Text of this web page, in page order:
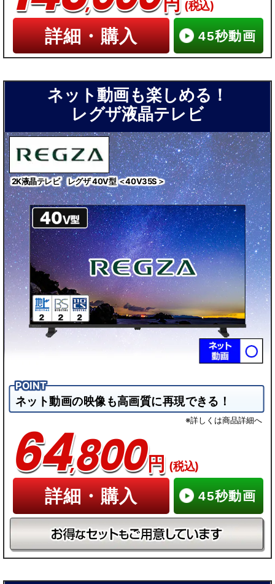
(税込)
詳細・購入 45秒動画
ネット動画も楽しめる！
レグザ液晶テレビ
2K液晶テレビ レグザ 40V型 ＜40V35S＞
ネット動画の映像も高画質に再現できる！
※詳しくは商品詳細へ
64,800円 (税込)
詳細・購入 45秒動画